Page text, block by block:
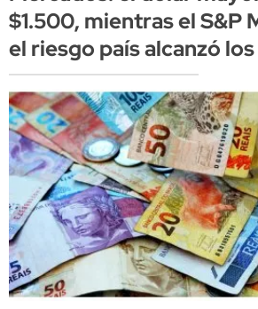
$1.500, mientras el S&P
el riesgo país alcanzó